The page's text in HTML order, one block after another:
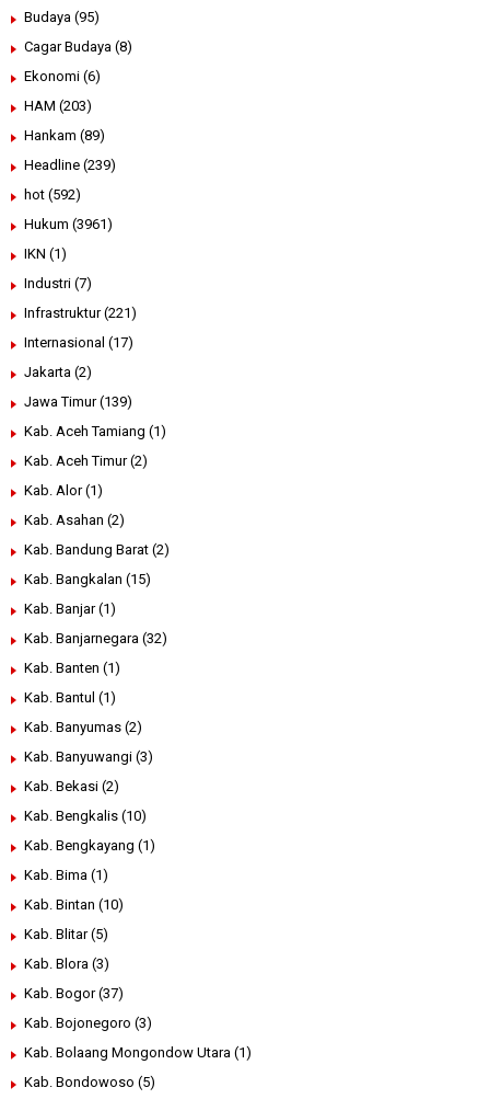
Budaya (95)
Cagar Budaya (8)
Ekonomi (6)
HAM (203)
Hankam (89)
Headline (239)
hot (592)
Hukum (3961)
IKN (1)
Industri (7)
Infrastruktur (221)
Internasional (17)
Jakarta (2)
Jawa Timur (139)
Kab. Aceh Tamiang (1)
Kab. Aceh Timur (2)
Kab. Alor (1)
Kab. Asahan (2)
Kab. Bandung Barat (2)
Kab. Bangkalan (15)
Kab. Banjar (1)
Kab. Banjarnegara (32)
Kab. Banten (1)
Kab. Bantul (1)
Kab. Banyumas (2)
Kab. Banyuwangi (3)
Kab. Bekasi (2)
Kab. Bengkalis (10)
Kab. Bengkayang (1)
Kab. Bima (1)
Kab. Bintan (10)
Kab. Blitar (5)
Kab. Blora (3)
Kab. Bogor (37)
Kab. Bojonegoro (3)
Kab. Bolaang Mongondow Utara (1)
Kab. Bondowoso (5)